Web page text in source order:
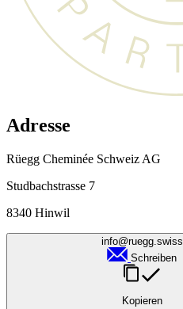
Adresse
Rüegg Cheminée Schweiz AG
Studbachstrasse 7
8340 Hinwil
info@ruegg.swiss
Schreiben
Kopieren